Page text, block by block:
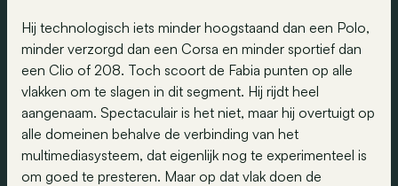
Hij technologisch iets minder hoogstaand dan een Polo,
minder verzorgd dan een Corsa en minder sportief dan
een Clio of 208. Toch scoort de Fabia punten op alle
vlakken om te slagen in dit segment. Hij rijdt heel
aangenaam. Spectaculair is het niet, maar hij overtuigt op
alle domeinen behalve de verbinding van het
multimediasysteem, dat eigenlijk nog te experimenteel is
om goed te presteren. Maar op dat vlak doen de